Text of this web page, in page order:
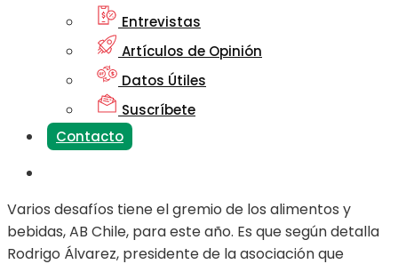
Entrevistas
Artículos de Opinión
Datos Útiles
Suscríbete
Contacto
Varios desafíos tiene el gremio de los alimentos y
bebidas, AB Chile, para este año. Es que según detalla
Rodrigo Álvarez, presidente de la asociación que